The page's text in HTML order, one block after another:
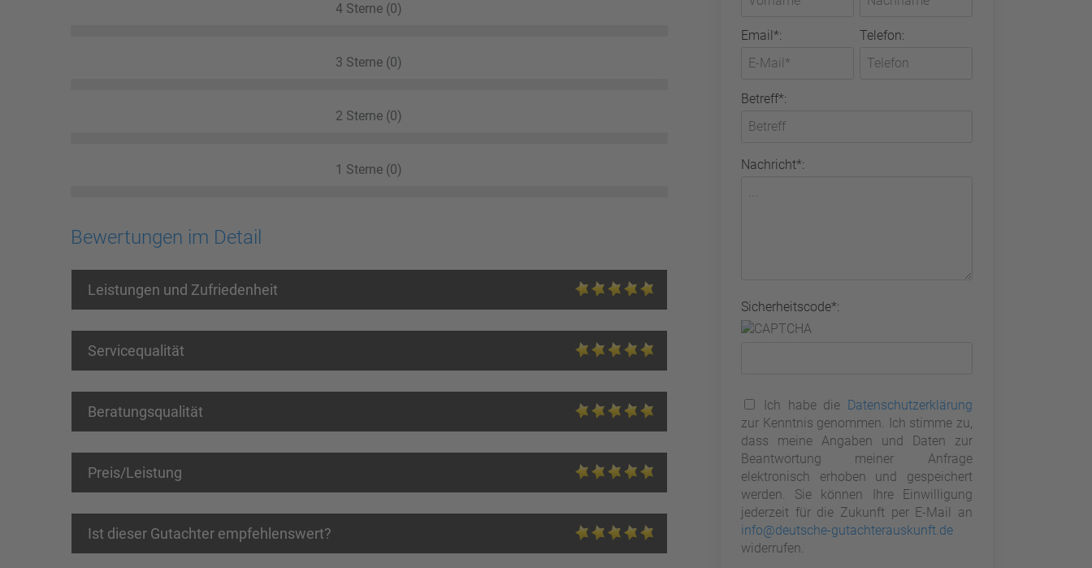
4 Sterne (0)
3 Sterne (0)
2 Sterne (0)
1 Sterne (0)
Bewertungen im Detail
Leistungen und Zufriedenheit
Servicequalität
Beratungsqualität
Preis/Leistung
Ist dieser Gutachter empfehlenswert?
Email*: Telefon:
Betreff*:
Nachricht*:
Sicherheitscode*:
Ich habe die Datenschutzerklärung
zur Kenntnis genommen. Ich stimme zu,
dass meine Angaben und Daten zur
Beantwortung meiner Anfrage
elektronisch erhoben und gespeichert
werden. Sie können Ihre Einwilligung
jederzeit für die Zukunft per E-Mail an
info@deutsche-gutachterauskunft.de
widerrufen.